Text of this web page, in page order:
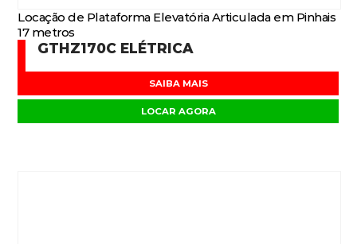
Locação de Plataforma Elevatória Articulada em Pinhais
17 metros
GTHZ170C ELÉTRICA
SAIBA MAIS
LOCAR AGORA